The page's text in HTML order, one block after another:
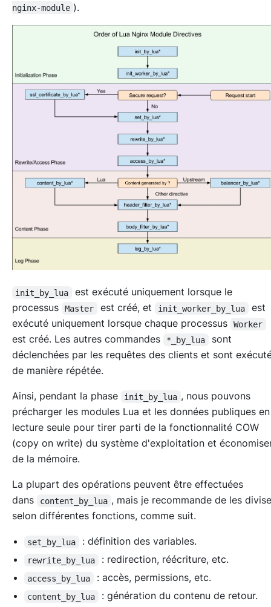
nginx-module ).
init_by_lua
est exécuté uniquement lorsque le
processus
Master est créé, et init_worker_by_lua
est
exécuté uniquement lorsque chaque processus
Worker
est créé. Les autres commandes *_by_lua
sont
déclenchées par les requêtes des clients et sont
de manière répétée.
Ainsi, pendant la phase init_by_lua , nous pouvons
précharger les modules Lua et les données publiques en
lecture seule pour tirer parti de la fonctionnalité COW
(copy on write) du système d'exploitation et
de la mémoire.
La plupart des opérations peuvent être effectuées
dans
content_by_lua , mais je recommande de les
selon différentes fonctions, comme suit.
set_by_lua : définition des variables.
rewrite_by_lua : redirection, réécriture, etc.
access_by_lua : accès, permissions, etc.
content_by_lua : génération du contenu de retour.